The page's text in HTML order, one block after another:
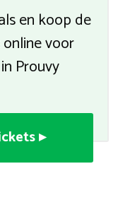
en koop de
voor
Prouvy
▸